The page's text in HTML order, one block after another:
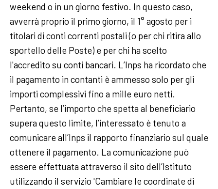
weekend o in un giorno festivo. In questo caso,
avverrà proprio il primo giorno, il 1° agosto per i
titolari di conti correnti postali (o per chi ritira allo
sportello delle Poste) e per chi ha scelto
l'accredito su conti bancari. L’Inps ha ricordato che
il pagamento in contanti è ammesso solo per gli
importi complessivi fino a mille euro netti.
Pertanto, se l’importo che spetta al beneficiario
supera questo limite, l’interessato è tenuto a
comunicare all’Inps il rapporto finanziario sul quale
ottenere il pagamento. La comunicazione può
essere effettuata attraverso il sito dell’Istituto
utilizzando il servizio 'Cambiare le coordinate di